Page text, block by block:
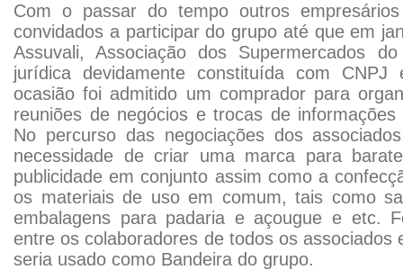
Com o passar do tempo outros
convidados a participar do grupo até que em
Assuvali, Associação dos Supermercados
jurídica devidamente constituída com CNPJ
ocasião foi admitido um comprador para
reuniões de negócios e trocas de
No percurso das negociações dos
necessidade de criar uma marca para
publicidade em conjunto assim como a
os materiais de uso em comum, tais como
embalagens para padaria e açougue e etc.
entre os colaboradores de todos os associados
seria usado como Bandeira do grupo.